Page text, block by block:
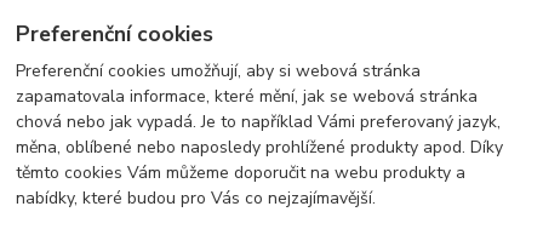
Preferenční cookies
Preferenční cookies umožňují, aby si webová stránka
zapamatovala informace, které mění, jak se webová stránka
chová nebo jak vypadá. Je to například Vámi preferovaný jazyk,
měna, oblíbené nebo naposledy prohlížené produkty apod. Díky
těmto cookies Vám můžeme doporučit na webu produkty a
nabídky, které budou pro Vás co nejzajímavější.